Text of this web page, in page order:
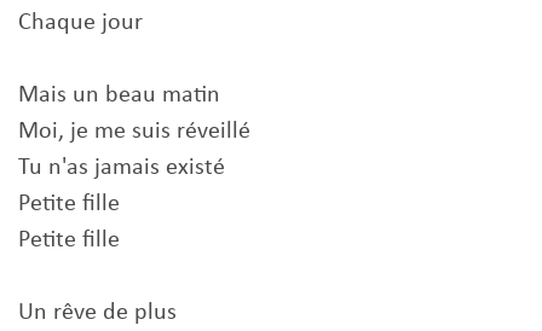
Chaque jour
Mais un beau matin
Moi, je me suis réveillé
Tu n'as jamais existé
Petite fille
Petite fille
Un rêve de plus